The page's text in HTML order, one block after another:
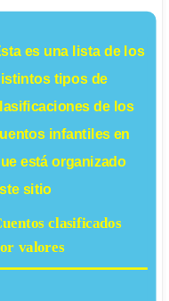
es una lista de los
tipos de
de los
infantilesen
está organizado
sitio
clasificados
valores